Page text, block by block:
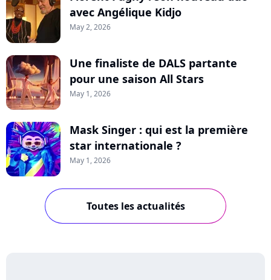
avec Angélique Kidjo
May 2, 2026
Une finaliste de DALS partante
pour une saison All Stars
May 1, 2026
Mask Singer : qui est la première
star internationale ?
May 1, 2026
Toutes les actualités